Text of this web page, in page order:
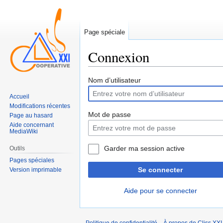
Connexion
Sauter
la
navigation
Sauter
la
recherche
Nom d’utilisateur
Mot de passe
Garder ma session active
Se connecter
Aide pour se connecter
Page spéciale
Accueil
Modifications récentes
Page au hasard
Aide concernant
MediaWiki
Outils
Pages spéciales
Version imprimable